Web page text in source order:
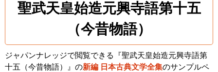
聖武天皇始造元興寺語第十五
（今昔物語）
ジャパンナレッジで閲覧できる『聖武天皇始造元興寺語第
十五（今昔物語）』の新編 日本古典文学全集のサンプルペ